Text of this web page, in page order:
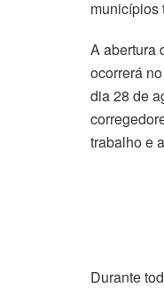
municípios
A abertura
ocorrerá
dia 28 de
trabalho e
Durante